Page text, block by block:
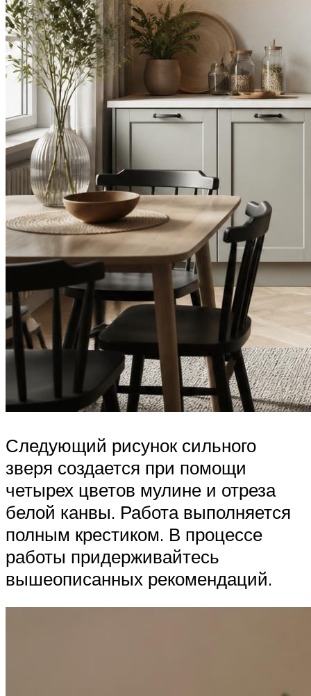
Следующий рисунок сильного
зверя создается при помощи
четырех цветов мулине и отреза
белой канвы. Работа выполняется
полным крестиком. В процессе
работы придерживайтесь
вышеописанных рекомендаций.